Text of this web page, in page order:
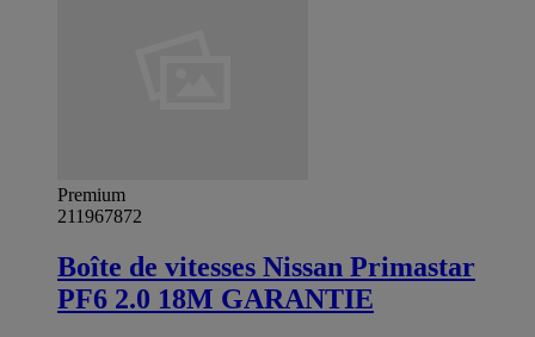
Premium
211967872
Boîte de vitesses Nissan Primastar
PF6 2.0 18M GARANTIE